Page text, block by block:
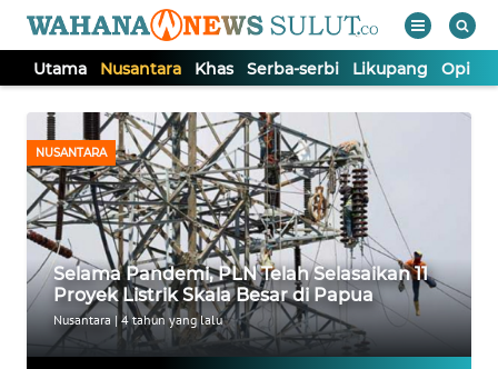
Utama Nusantara Khas Serba-serbi Likupang Opini
NUSANTARA
Selama Pandemi, PLN Telah Selasaikan 11
Proyek Listrik Skala Besar di Papua
Nusantara|4 tahun yang lalu
Tutup
UTAMA
NUSANTARA
KHAS